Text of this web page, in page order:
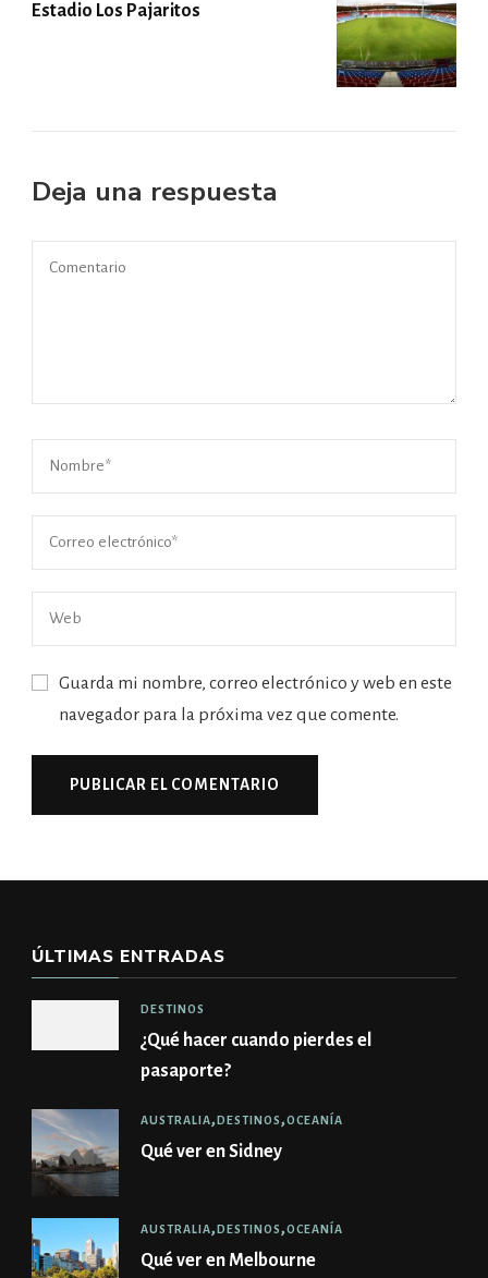
Estadio Los Pajaritos
Deja una respuesta
Guarda mi nombre, correo electrónico y web en este
navegador para la próxima vez que comente.
ÚLTIMAS ENTRADAS
DESTINOS
¿Qué hacer cuando pierdes el
pasaporte?
AUSTRALIA DESTINOS OCEANÍA
Qué ver en Sidney
AUSTRALIA DESTINOS OCEANÍA
Qué ver en Melbourne